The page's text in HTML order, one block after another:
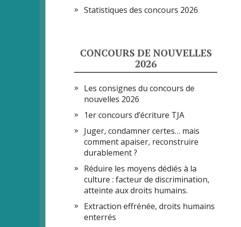
Statistiques des concours 2026
CONCOURS DE NOUVELLES
2026
Les consignes du concours de
nouvelles 2026
1er concours d’écriture TJA
Juger, condamner certes… mais
comment apaiser, reconstruire
durablement ?
Réduire les moyens dédiés à la
culture : facteur de discrimination,
atteinte aux droits humains.
Extraction effrénée, droits humains
enterrés